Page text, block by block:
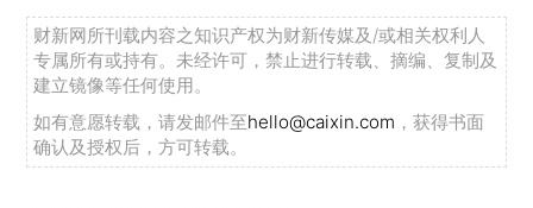
财新网所刊载内容之知识产权为财新传媒及/或相关权利人
专属所有或持有。未经许可，禁止进行转载、摘编、复制及
建立镜像等任何使用。
如有意愿转载，请发邮件至hello@caixin.com ，获得书面
确认及授权后，方可转载。